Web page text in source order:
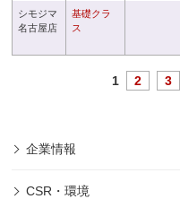
シモジマ
名古屋店
基礎クラ
ス
1 2 3
企業情報
CSR・環境